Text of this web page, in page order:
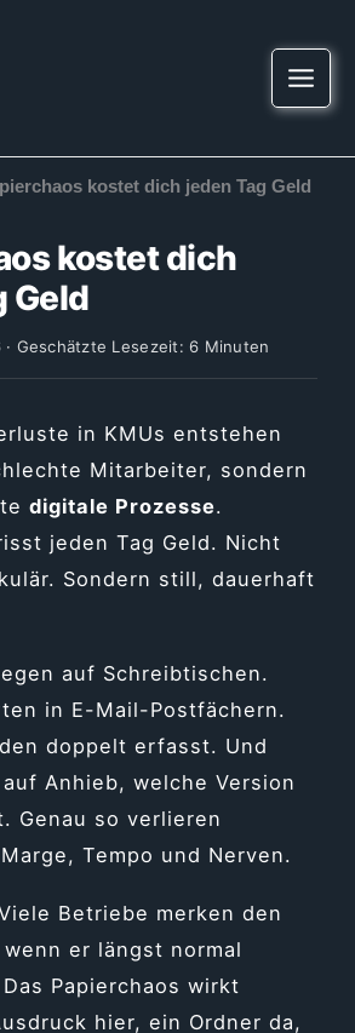
kostet dich
Geld
Geschätzte Lesezeit: 6 Minuten
in KMUs entstehen
Mitarbeiter, sondern
digitale Prozesse.
jeden Tag Geld. Nicht
Sondern still, dauerhaft
auf Schreibtischen.
in E-Mail-Postfächern.
doppelt erfasst. Und
Anhieb, welche Version
Genau so verlieren
Tempo und Nerven.
Betriebe merken den
er längst normal
Papierchaos wirkt
hier, ein Ordner da,